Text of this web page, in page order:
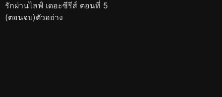
รักผ่านไลฟ์ เดอะซีรีส์ ตอนที่ 5
(ตอนจบ)ตัวอย่าง